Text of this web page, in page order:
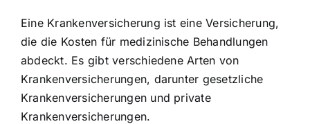
Eine Krankenversicherung ist eine Versicherung,
die die Kosten für medizinische Behandlungen
abdeckt. Es gibt verschiedene Arten von
Krankenversicherungen, darunter gesetzliche
Krankenversicherungen und private
Krankenversicherungen.